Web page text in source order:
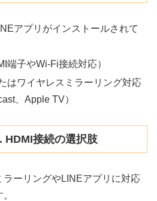
アプリがインストールされて
端子やWi-Fi接続対応）
はワイヤレスミラーリング対応
、Apple TV）
HDMI接続の選択肢
ラーリングやLINEアプリに対応